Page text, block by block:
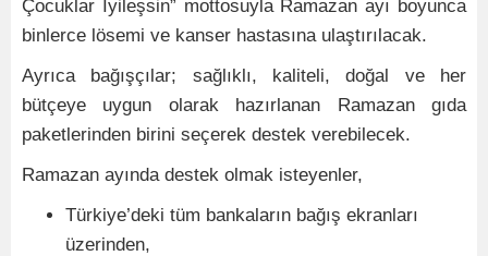
Çocuklar İyileşsin” mottosuyla Ramazan ayı boyunca
binlerce lösemi ve kanser hastasına ulaştırılacak.
Ayrıca bağışçılar; sağlıklı, kaliteli, doğal ve her
bütçeye uygun olarak hazırlanan Ramazan gıda
paketlerinden birini seçerek destek verebilecek.
Ramazan ayında destek olmak isteyenler,
Türkiye’deki tüm bankaların bağış ekranları
üzerinden,